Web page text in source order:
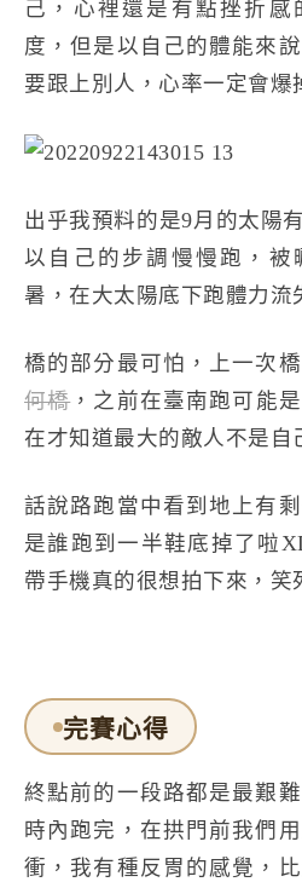
己，心裡還是有點挫折感
度，但是以自己的體能來
要跟上別人，心率一定會爆
出乎我預料的是9月的太陽
以自己的步調慢慢跑，被
暑，在大太陽底下跑體力流
橋的部分最可怕，上一次
何橋，之前在臺南跑可能
在才知道最大的敵人不是自
話說路跑當中看到地上有
是誰跑到一半鞋底掉了啦
帶手機真的很想拍下來，笑
完賽心得
終點前的一段路都是最艱
時內跑完，在拱門前我們
衝，我有種反胃的感覺，